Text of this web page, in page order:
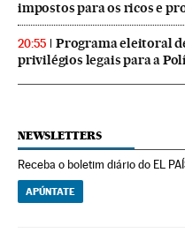
impostos para os ricos e
20:55
Programa eleitoral
privilégios legais para a
NEWSLETTERS
Receba o boletim diário do EL
APÚNTATE